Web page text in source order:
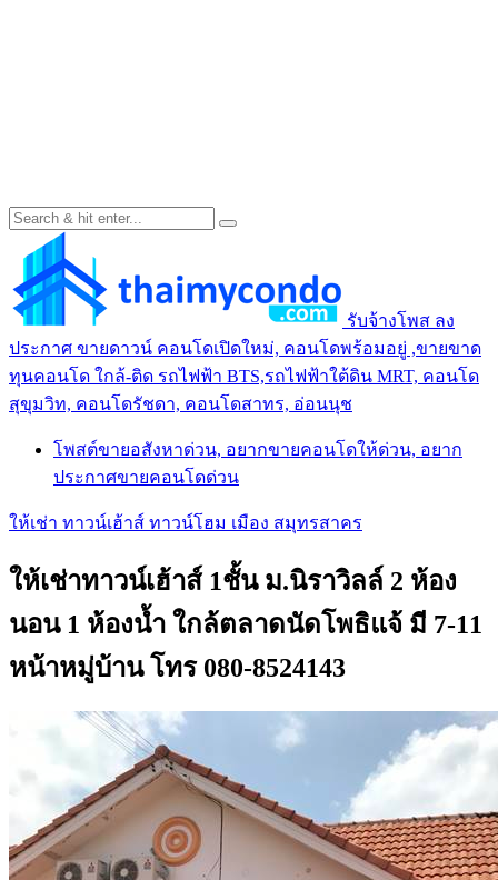
รับจ้างโพส ลง
ประกาศ ขายดาวน์ คอนโดเปิดใหม่, คอนโดพร้อมอยู่ ,ขายขาด
ทุนคอนโด ใกล้-ติด รถไฟฟ้า BTS,รถไฟฟ้าใต้ดิน MRT, คอนโด
สุขุมวิท, คอนโดรัชดา, คอนโดสาทร, อ่อนนุช
โพสต์ขายอสังหาด่วน, อยากขายคอนโดให้ด่วน, อยาก
ประกาศขายคอนโดด่วน
ให้เช่า ทาวน์เฮ้าส์ ทาวน์โฮม เมือง สมุทรสาคร
ให้เช่าทาวน์เฮ้าส์ 1ชั้น ม.นิราวิลล์ 2 ห้อง
นอน 1 ห้องน้ำ ใกล้ตลาดนัดโพธิแจ้ มี 7-11
หน้าหมู่บ้าน โทร 080-8524143